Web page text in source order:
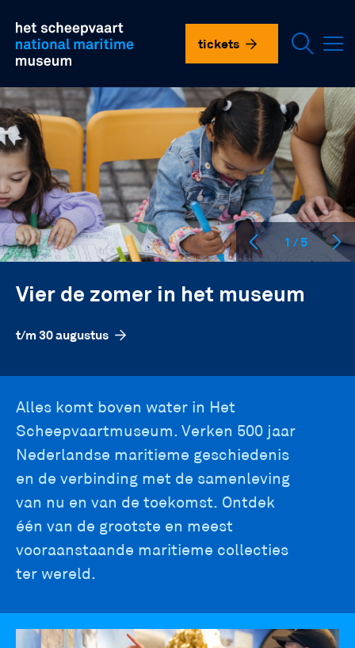
naar
inhoud
gaan
het
scheepvaartmuseum
tickets
plan je bezoek
onderzoek en collectie
over ons
vnhsm
main
navigation
Vier de zomer in het museum
t/m 30 augustus
1 / 5
Alles komt boven water in Het
Scheepvaartmuseum. Verken 500 jaar
Nederlandse maritieme geschiedenis
en de verbinding met de samenleving
van nu en van de toekomst. Ontdek
één van de grootste en meest
vooraanstaande maritieme collecties
ter wereld.